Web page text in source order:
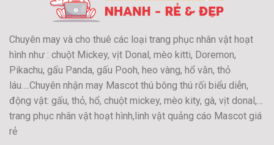
Chuyên may và cho thuê các loại trang phục nhân vật hoạt
hình như : chuột Mickey, vịt Donal, mèo kitti, Doremon,
Pikachu, gấu Panda, gấu Pooh, heo vàng, hổ vằn, thỏ
láu….Chuyên nhận may Mascot thú bông thú rối biểu diễn,
động vật: gấu, thỏ, hổ, chuột mickey, mèo kity, gà, vịt donal,…
trang phục nhân vật hoạt hình,linh vật quảng cáo Mascot giá
rẻ